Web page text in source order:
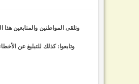
وتلقى المواطنين والمتابعين
وتابعوا: كذلك للتبليغ عن